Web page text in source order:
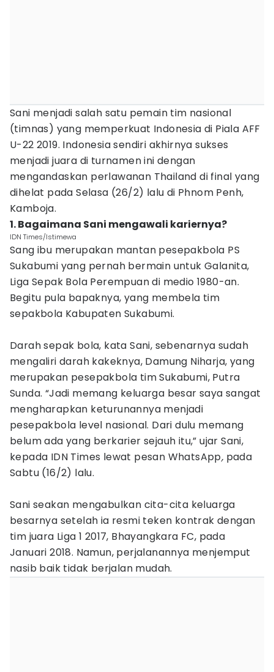
Sani menjadi salah satu pemain tim nasional
(timnas) yang memperkuat Indonesia di Piala AFF
U-22 2019. Indonesia sendiri akhirnya sukses
menjadi juara di turnamen ini dengan
mengandaskan perlawanan Thailand di final yang
dihelat pada Selasa (26/2) lalu di Phnom Penh,
Kamboja.
1. Bagaimana Sani mengawali kariernya?
IDN Times/Istimewa
Sang ibu merupakan mantan pesepakbola PS
Sukabumi yang pernah bermain untuk Galanita,
Liga Sepak Bola Perempuan di medio 1980-an.
Begitu pula bapaknya, yang membela tim
sepakbola Kabupaten Sukabumi.
Darah sepak bola, kata Sani, sebenarnya sudah
mengaliri darah kakeknya, Damung Niharja, yang
merupakan pesepakbola tim Sukabumi, Putra
Sunda. “Jadi memang keluarga besar saya sangat
mengharapkan keturunannya menjadi
pesepakbola level nasional. Dari dulu memang
belum ada yang berkarier sejauh itu,” ujar Sani,
kepada IDN Times lewat pesan WhatsApp, pada
Sabtu (16/2) lalu.
Sani seakan mengabulkan cita-cita keluarga
besarnya setelah ia resmi teken kontrak dengan
tim juara Liga 1 2017, Bhayangkara FC, pada
Januari 2018. Namun, perjalanannya menjemput
nasib baik tidak berjalan mudah.